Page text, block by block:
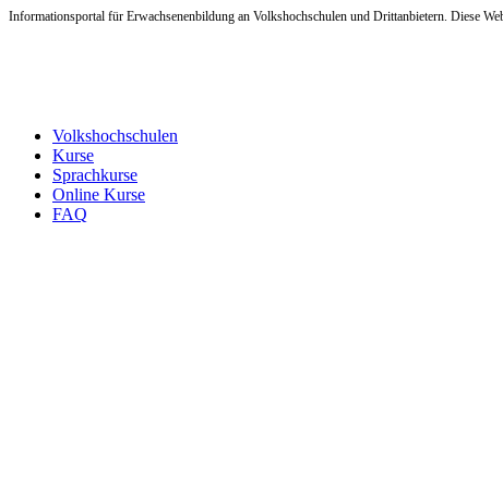
Informationsportal für Erwachsenenbildung an Volkshochschulen und Drittanbietern. Diese
Volkshochschulen
Kurse
Sprachkurse
Online Kurse
FAQ